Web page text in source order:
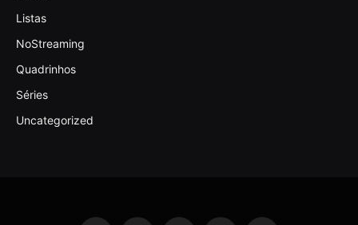
Listas
NoStreaming
Quadrinhos
Séries
Uncategorized